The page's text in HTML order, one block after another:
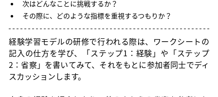
次はどんなことに挑戦するか？
その際に、どのような指標を重視するつもりか？
経験学習モデルの研修で行われる際は、ワークシートの
記入の仕方を学び、「ステップ1：経験」や「ステップ
2：省察」を書いてみて、それをもとに参加者同士でディ
スカッションします。